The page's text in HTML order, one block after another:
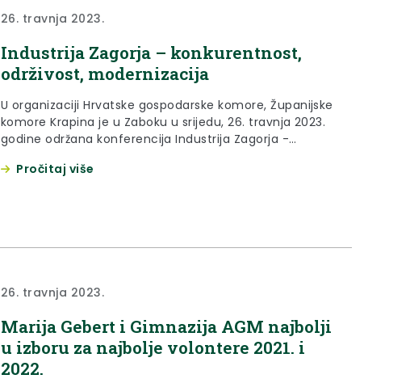
26. travnja 2023.
Industrija Zagorja – konkurentnost,
održivost, modernizacija
U organizaciji Hrvatske gospodarske komore, Županijske
komore Krapina je u Zaboku u srijedu, 26. travnja 2023.
godine održana konferencija Industrija Zagorja -
Pročitaj više
26. travnja 2023.
Marija Gebert i Gimnazija AGM najbolji
u izboru za najbolje volontere 2021. i
2022.